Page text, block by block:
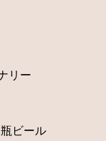
リー
ビール